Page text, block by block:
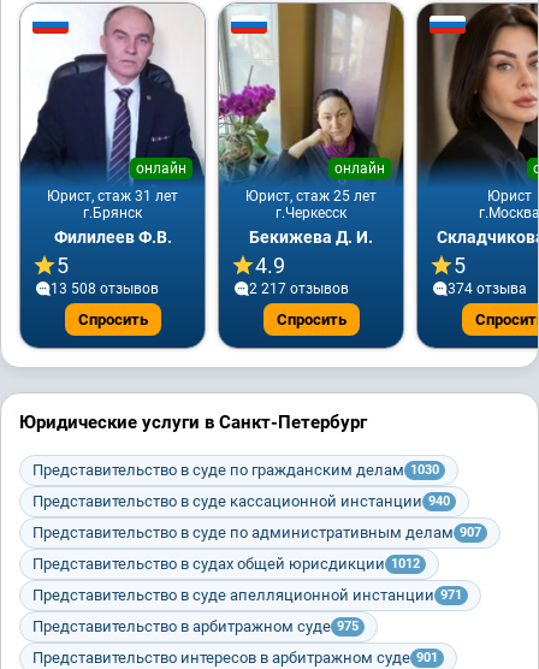
Юрист, стаж 31 лет
онлайн
г.Брянск
Филилеев Ф.В.
5
13 508 отзывов
Спросить
Юрист, стаж 25 лет
онлайн
г.Черкесск
Бекижева Д. И.
4.9
2 217 отзывов
Спросить
Юрист
г.Москва
5
374 отзывa
Юридические услуги в Санкт-Петербург
Представительство в суде по гражданским делам 1030
Представительство в суде кассационной инстанции 940
Представительство в суде по административным делам 907
Представительство в судах общей юрисдикции 1012
Представительство в суде апелляционной инстанции 971
Представительство в арбитражном суде 975
Представительство интересов в арбитражном суде 901